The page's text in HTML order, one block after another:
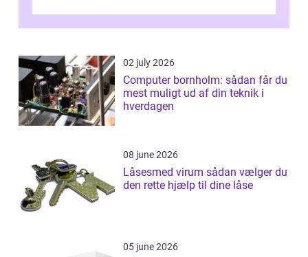
02 july 2026
Computer bornholm: sådan får du
mest muligt ud af din teknik i
hverdagen
08 june 2026
Låsesmed virum sådan vælger du
den rette hjælp til dine låse
05 june 2026